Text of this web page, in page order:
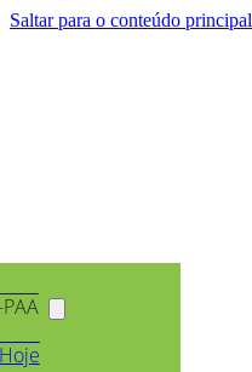
Saltar para o conteúdo principal